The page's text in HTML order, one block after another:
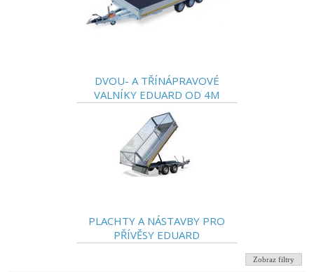
DVOU- A TŘÍNÁPRAVOVÉ
VALNÍKY EDUARD OD 4M
PLACHTY A NÁSTAVBY PRO
PŘÍVĚSY EDUARD
Zobraz filtry